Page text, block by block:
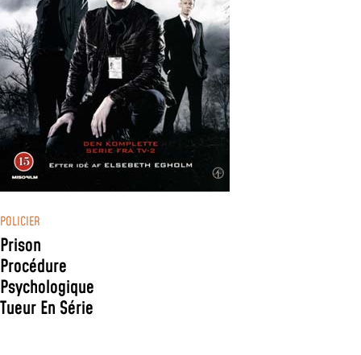
POLICIER
Prison
Procédure
Psychologique
Tueur En Série